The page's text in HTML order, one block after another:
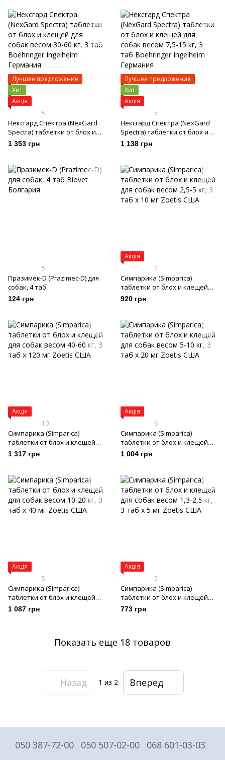
Лучшее предложение
Хит
Акція
5
Нексгард Спектра (NexGard
Spectra) таблетки от блох и
клещей для собак весом 30-60
кг, 3 таб
1 353 грн
Лучшее предложение
Хит
Акція
5
Нексгард Спектра (NexGard
Spectra) таблетки от блох и
клещей для собак весом 7,5-
15 кг, 3 таб
1 138 грн
5
Празимек-D (Prazimec-D) для
собак, 4 таб
124 грн
Акція
7
Симпарика (Simparica)
таблетки от блох и клещей
для собак весом 2,5-5 кг, 3 таб
х 10 мг
920 грн
Акція
10
Симпарика (Simparica)
таблетки от блох и клещей
для собак весом 40-60 кг, 3
таб х 120 мг
1 317 грн
Акція
6
Симпарика (Simparica)
таблетки от блох и клещей
для собак весом 5-10 кг, 3 таб
1 004 грн
Акція
5
Симпарика (Simparica)
таблетки от блох и клещей
для собак весом 10-20 кг, 3
таб х 40 мг
1 087 грн
Акція
5
Симпарика (Simparica)
таблетки от блох и клещей
для собак весом 1,3-2,5 кг, 3
таб х 5 мг
773 грн
Показать еще 18 товаров
Назад 1 из 2 Вперед
050 387-72-00 050 507-02-00 068 601-03-03